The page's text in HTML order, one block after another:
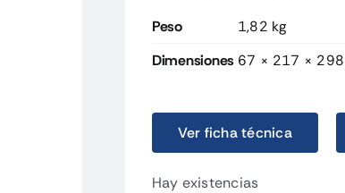
Peso
1,82 kg
Dimensiones 67 × 217 ×
Ver ficha técnica
Hay existencias